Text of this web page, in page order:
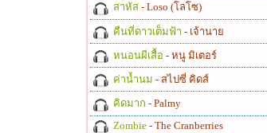
สาหัส - Loso (โลโซ)
คืนที่ดาวเต็มฟ้า - เจ้านาย
หนอนผีเสื้อ - หนู มิเตอร์
ค่าน้ำนม - สไปซี่ คิดส์
คิดมาก - Palmy
Zombie - The Cranberries